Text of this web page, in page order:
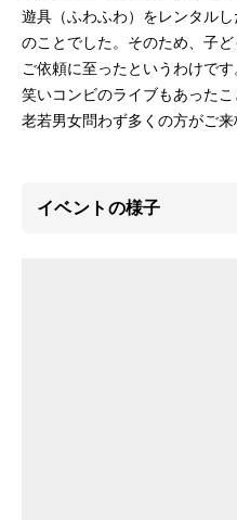
遊具（ふわふわ）をレンタル
のことでした。そのため、子
ご依頼に至ったというわけで
笑いコンビのライブもあったこ
老若男女問わず多くの方がご来
イベントの様子